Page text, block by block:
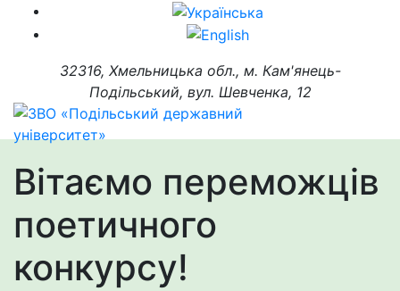
32316, Хмельницька обл., м. Кам'янець-
Подільський, вул. Шевченка, 12
Вітаємо переможців
поетичного
конкурсу!